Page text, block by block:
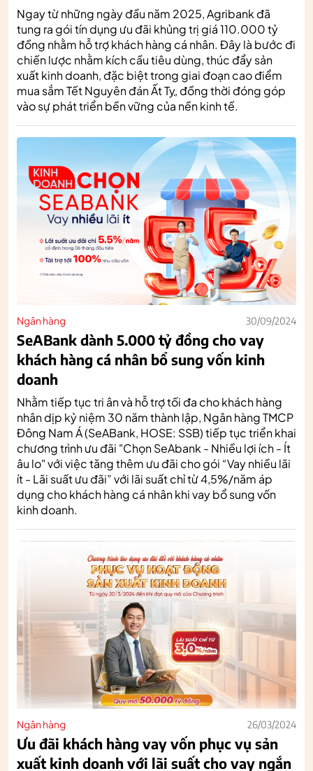
Ngay từ những ngày đầu năm 2025, Agribank đã
tung ra gói tín dụng ưu đãi khủng trị giá 110.000 tỷ
đồng nhằm hỗ trợ khách hàng cá nhân. Đây là bước đi
chiến lược nhằm kích cầu tiêu dùng, thúc đẩy sản
xuất kinh doanh, đặc biệt trong giai đoạn cao điểm
mua sắm Tết Nguyên đán Ất Tỵ, đồng thời đóng góp
vào sự phát triển bền vững của nền kinh tế.
Ngân hàng 30/09/2024
SeABank dành 5.000 tỷ đồng cho vay
khách hàng cá nhân bổ sung vốn kinh
doanh
Nhằm tiếp tục tri ân và hỗ trợ tối đa cho khách hàng
nhân dịp kỷ niệm 30 năm thành lập, Ngân hàng TMCP
Đông Nam Á (SeABank, HOSE: SSB) tiếp tục triển khai
chương trình ưu đãi "Chọn SeAbank - Nhiều lợi ích - Ít
âu lo" với việc tăng thêm ưu đãi cho gói “Vay nhiều lãi
ít - Lãi suất ưu đãi” với lãi suất chỉ từ 4,5%/năm áp
dụng cho khách hàng cá nhân khi vay bổ sung vốn
kinh doanh.
Ngân hàng 26/03/2024
Ưu đãi khách hàng vay vốn phục vụ sản
xuất kinh doanh với lãi suất cho vay ngắn